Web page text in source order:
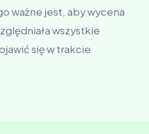
ważne jest, aby wycena
wszystkie
się w trakcie